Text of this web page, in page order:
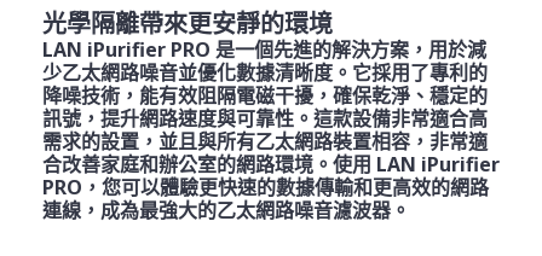
光學隔離帶來更安靜的環境
LAN iPurifier PRO 是一個先進的解決方案，用於減
少乙太網路噪音並優化數據清晰度。它採用了專利的
降噪技術，能有效阻隔電磁干擾，確保乾淨、穩定的
訊號，提升網路速度與可靠性。這款設備非常適合高
需求的設置，並且與所有乙太網路裝置相容，非常適
合改善家庭和辦公室的網路環境。使用 LAN iPurifier
PRO，您可以體驗更快速的數據傳輸和更高效的網路
連線，成為最強大的乙太網路噪音濾波器。